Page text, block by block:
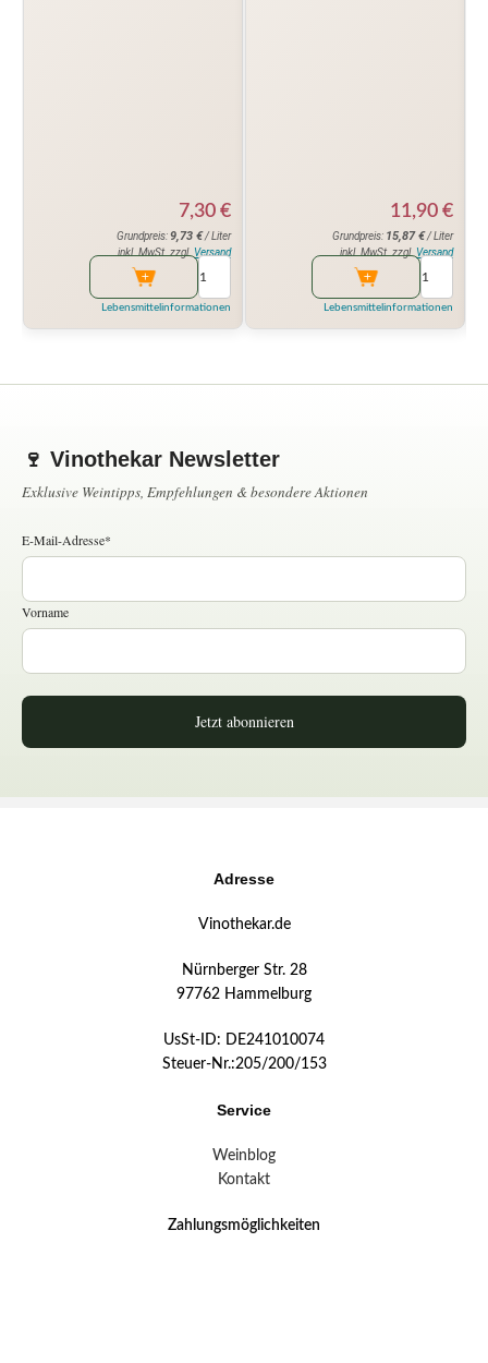
7,30 €
Grundpreis:9,73 €/ Liter
inkl. MwSt. zzgl.Versand
Lebensmittelinformationen
11,90 €
Grundpreis: 15,87€/ Liter
inkl. MwSt. zzgl.Versand
Lebensmittelinformationen
🍷 Vinothekar Newsletter
Exklusive Weintipps, Empfehlungen & besondere Aktionen
E-Mail-Adresse*
Vorname
Jetzt abonnieren
Adresse
Vinothekar.de
Nürnberger Str. 28
97762 Hammelburg
UsSt-ID: DE241010074
Steuer-Nr.:205/200/153
Service
Weinblog
Kontakt
Zahlungsmöglichkeiten